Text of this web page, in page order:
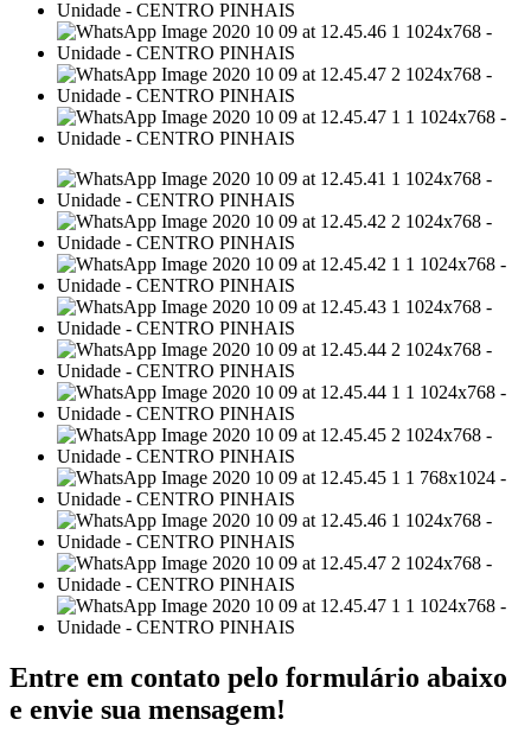
Entre em contato pelo formulário abaixo
e envie sua mensagem!